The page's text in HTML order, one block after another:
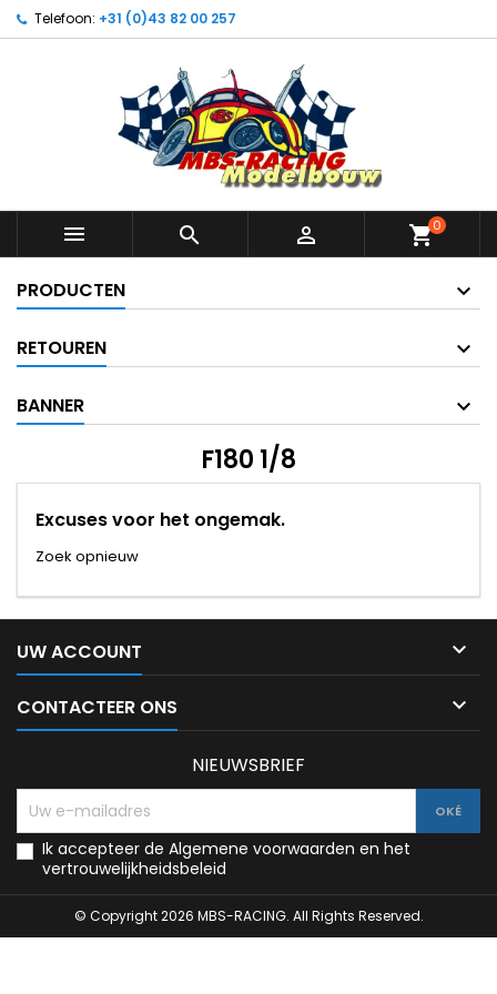
Telefoon: +31 (0)43 82 00 257
   shopping_cart0
PRODUCTEN
RETOUREN
BANNER
F180 1/8
Excuses voor het ongemak.
Zoek opnieuw
UW ACCOUNT 
CONTACTEER ONS 
NIEUWSBRIEF
Ik accepteer de Algemene voorwaarden en het
vertrouwelijkheidsbeleid
© Copyright 2026 MBS-RACING. All Rights Reserved.